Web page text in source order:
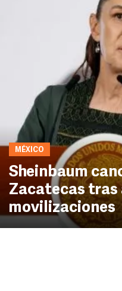
MÉXICO
Sheinbaum
Zacatecas tras
movilizaciones